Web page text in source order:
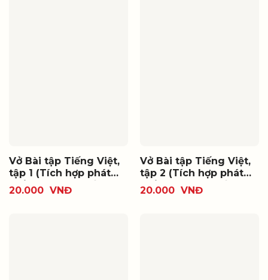
Vở Bài tập Tiếng Việt,
tập 1 (Tích hợp phát
triển năng lực số)
20.000 VNĐ
Vở Bài tập Tiếng Việt,
tập 2 (Tích hợp phát
triển năng lực số)
20.000 VNĐ